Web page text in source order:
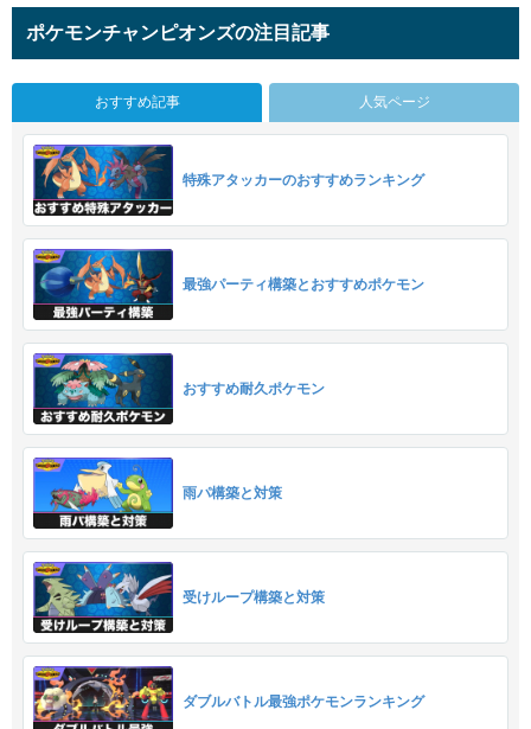
ポケモンチャンピオンズの注目記事
おすすめ記事 人気ページ
特殊アタッカーのおすすめランキング
最強パーティ構築とおすすめポケモン
おすすめ耐久ポケモン
雨パ構築と対策
受けループ構築と対策
ダブルバトル最強ポケモンランキング